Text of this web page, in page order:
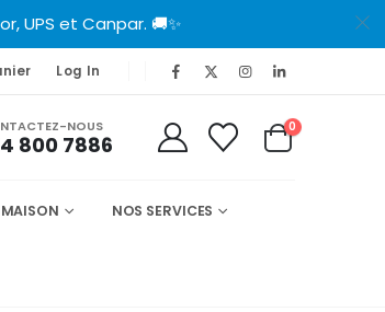
UPS et Canpar. 🚚✨
Log In
NOUS
800 7886
0
MAISON NOS SERVICES